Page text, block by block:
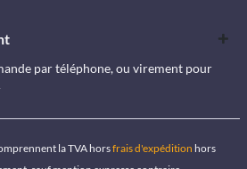
par téléphone, ou virement pour
la TVA horsfrais d'expédition hors